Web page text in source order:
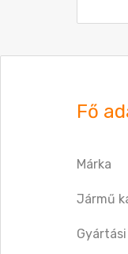
Fő
Márka
Jármű